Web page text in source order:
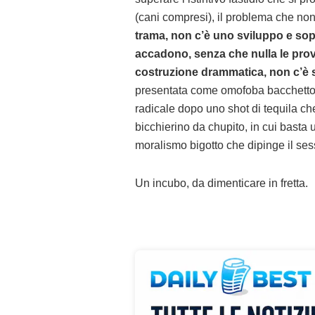
(cani compresi), il problema che
trama, non c’è uno sviluppo e
accadono, senza che nulla le
costruzione drammatica, non
presentata come omofoba
radicale dopo uno shot di tequila
bicchierino da chupito, in cui basta
moralismo bigotto che dipinge il
Un incubo, da dimenticare in fretta.